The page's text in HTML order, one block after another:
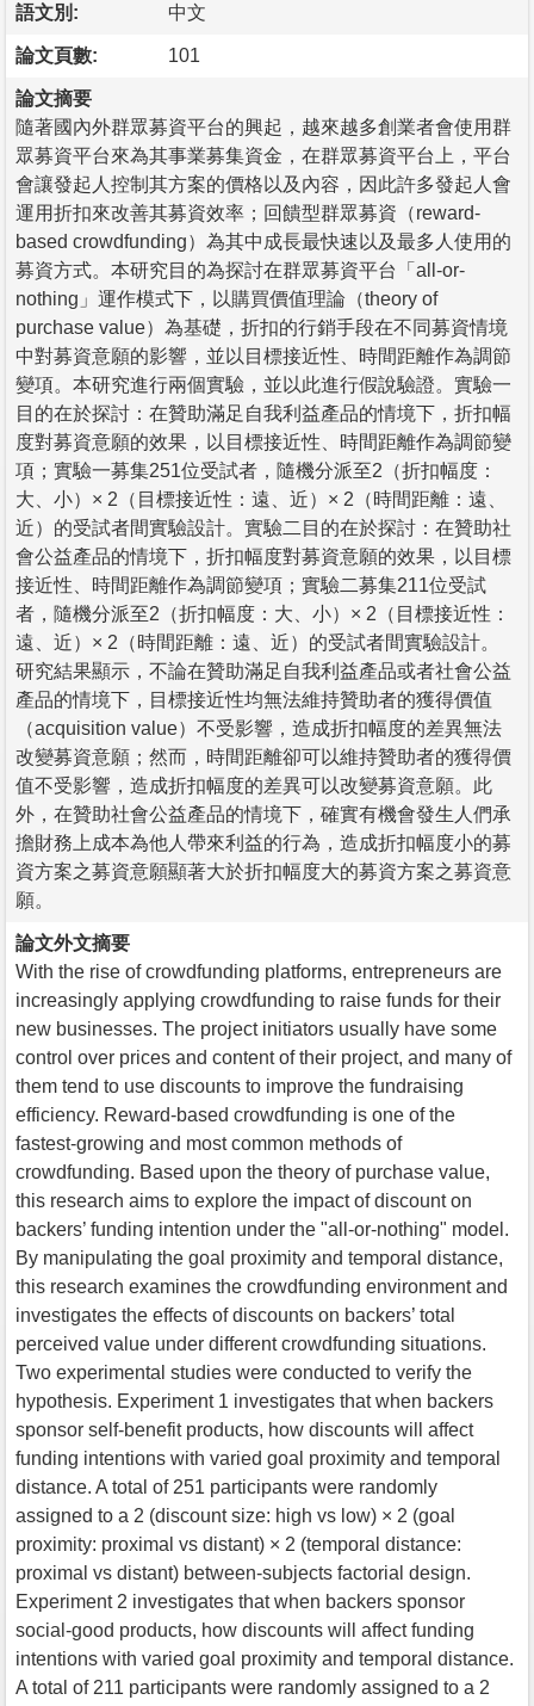
語文別: 中文
論文頁數: 101
論文摘要
隨著國內外群眾募資平台的興起，越來越多創業者會使用群
眾募資平台來為其事業募集資金，在群眾募資平台上，平台
會讓發起人控制其方案的價格以及內容，因此許多發起人會
運用折扣來改善其募資效率；回饋型群眾募資（reward-
based crowdfunding）為其中成長最快速以及最多人使用的
募資方式。本研究目的為探討在群眾募資平台「all-or-
nothing」運作模式下，以購買價值理論（theory of
purchase value）為基礎，折扣的行銷手段在不同募資情境
中對募資意願的影響，並以目標接近性、時間距離作為調節
變項。本研究進行兩個實驗，並以此進行假說驗證。實驗一
目的在於探討：在贊助滿足自我利益產品的情境下，折扣幅
度對募資意願的效果，以目標接近性、時間距離作為調節變
項；實驗一募集251位受試者，隨機分派至2（折扣幅度：
大、小）× 2（目標接近性：遠、近）× 2（時間距離：遠、
近）的受試者間實驗設計。實驗二目的在於探討：在贊助社
會公益產品的情境下，折扣幅度對募資意願的效果，以目標
接近性、時間距離作為調節變項；實驗二募集211位受試
者，隨機分派至2（折扣幅度：大、小）× 2（目標接近性：
遠、近）× 2（時間距離：遠、近）的受試者間實驗設計。
研究結果顯示，不論在贊助滿足自我利益產品或者社會公益
產品的情境下，目標接近性均無法維持贊助者的獲得價值
（acquisition value）不受影響，造成折扣幅度的差異無法
改變募資意願；然而，時間距離卻可以維持贊助者的獲得價
值不受影響，造成折扣幅度的差異可以改變募資意願。此
外，在贊助社會公益產品的情境下，確實有機會發生人們承
擔財務上成本為他人帶來利益的行為，造成折扣幅度小的募
資方案之募資意願顯著大於折扣幅度大的募資方案之募資意
願。
論文外文摘要
With the rise of crowdfunding platforms, entrepreneurs are
increasingly applying crowdfunding to raise funds for their
new businesses. The project initiators usually have some
control over prices and content of their project, and many of
them tend to use discounts to improve the fundraising
efficiency. Reward-based crowdfunding is one of the
fastest-growing and most common methods of
crowdfunding. Based upon the theory of purchase value,
this research aims to explore the impact of discount on
backers’ funding intention under the "all-or-nothing" model.
By manipulating the goal proximity and temporal distance,
this research examines the crowdfunding environment and
investigates the effects of discounts on backers’ total
perceived value under different crowdfunding situations.
Two experimental studies were conducted to verify the
hypothesis. Experiment 1 investigates that when backers
sponsor self-benefit products, how discounts will affect
funding intentions with varied goal proximity and temporal
distance. A total of 251 participants were randomly
assigned to a 2 (discount size: high vs low) × 2 (goal
proximity: proximal vs distant) × 2 (temporal distance:
proximal vs distant) between-subjects factorial design.
Experiment 2 investigates that when backers sponsor
social-good products, how discounts will affect funding
intentions with varied goal proximity and temporal distance.
A total of 211 participants were randomly assigned to a 2